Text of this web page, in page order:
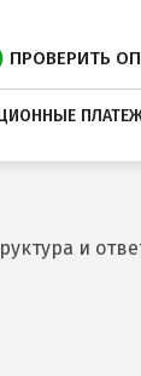
ПРОВЕРИТЬ
и